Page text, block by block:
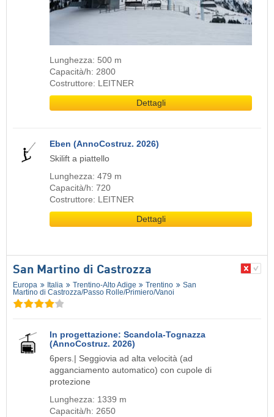
Lunghezza: 500 m
Capacità/h: 2800
Costruttore: LEITNER
Dettagli
Eben (AnnoCostruz. 2026)
Skilift a piattello
Lunghezza: 479 m
Capacità/h: 720
Costruttore: LEITNER
Dettagli
San Martino di Castrozza
Europa Italia Trentino-Alto Adige Trentino
San
Martino di Castrozza/​Passo Rolle/​Primiero/​Vanoi
In progettazione: Scandola-Tognazza
(AnnoCostruz. 2026)
6pers.| Seggiovia ad alta velocità (ad
agganciamento automatico) con cupole di
protezione
Lunghezza: 1339 m
Capacità/h: 2650